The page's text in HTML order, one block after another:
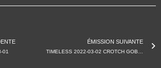
01
ÉMISSION SUIVANTE